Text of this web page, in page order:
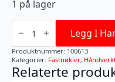
1 på lager
FASTNØKKEL
MAXBITE
KOMB
17MM
antall
Legg I
Produktnummer: 100613
Kategorier: Fastnøkler,
Relaterte